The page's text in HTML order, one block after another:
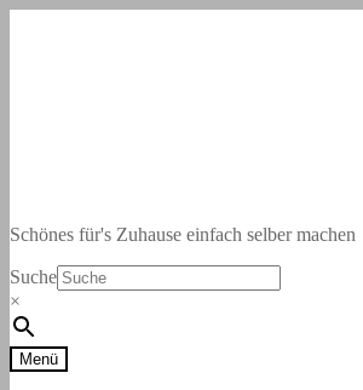
Schönes für's Zuhause einfach selber machen
Suche
×
Menü